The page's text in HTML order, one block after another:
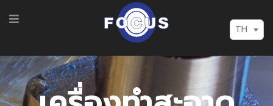
TH